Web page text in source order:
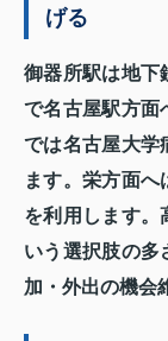
げる
御器所駅は地下
で名古屋駅方面
では名古屋大学
ます。栄方面
を利用します。
いう選択肢の多
加・外出の機会